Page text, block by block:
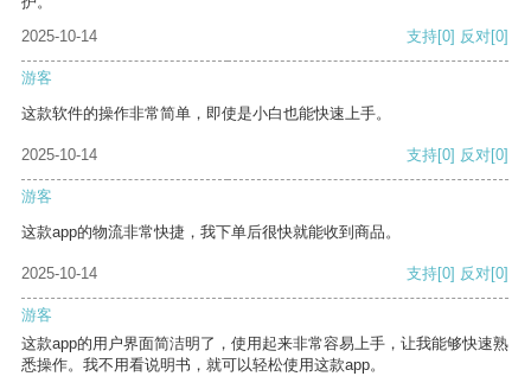
2025-10-14
支持[0] 反对[0]
游客
这款软件的操作非常简单，即使是小白也能快速上手。
2025-10-14 支持[0] 反对[0]
游客
这款app的物流非常快捷，我下单后很快就能收到商品。
2025-10-14 支持[0] 反对[0]
游客
这款app的用户界面简洁明了，使用起来非常容易上手，让我能够快速熟
悉操作。我不用看说明书，就可以轻松使用这款app。